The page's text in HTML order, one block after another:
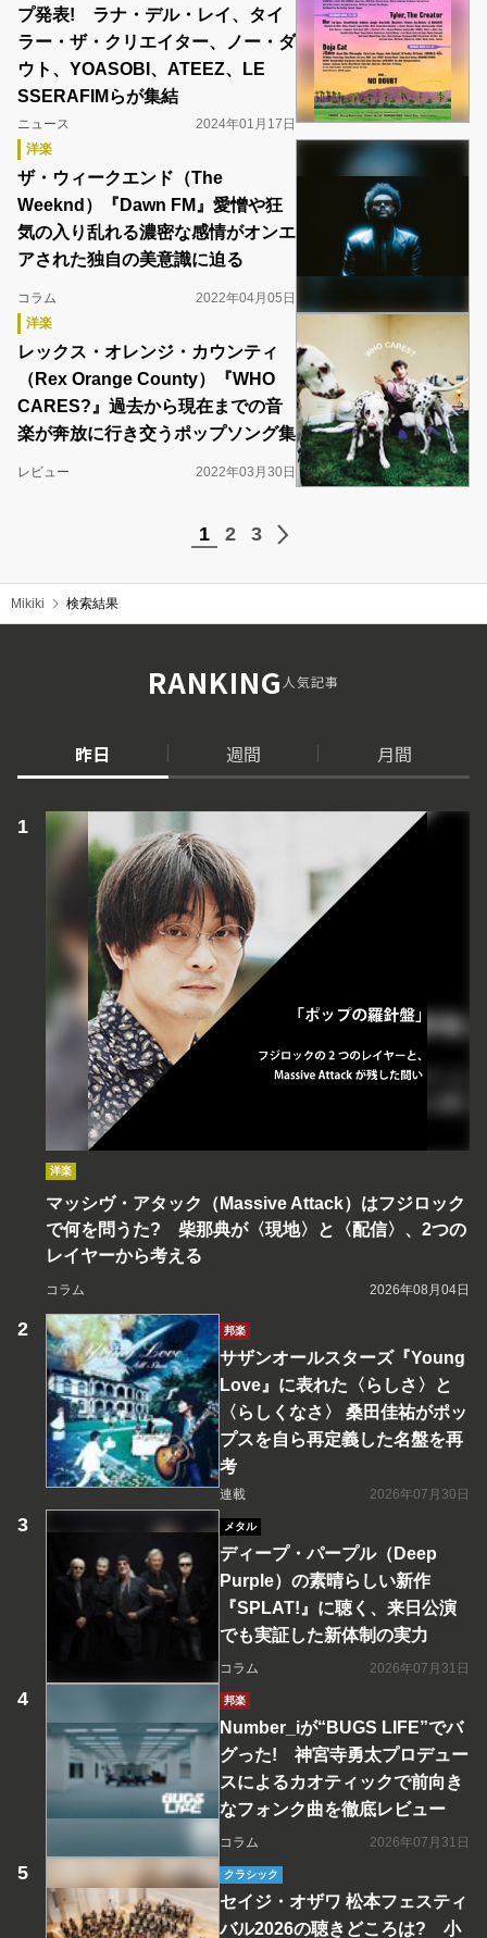
プ発表! ラナ・デル・レイ、タイ
ラー・ザ・クリエイター、ノー・ダ
ウト、YOASOBI、ATEEZ、LE
SSERAFIMらが集結
ニュース
2024年01月17日
洋楽
ザ・ウィークエンド（The
Weeknd）『Dawn FM』愛憎や狂
気の入り乱れる濃密な感情がオンエ
アされた独自の美意識に迫る
コラム
2022年04月05日
洋楽
レックス・オレンジ・カウンティ
（Rex Orange County）『WHO
CARES?』過去から現在までの音
楽が奔放に行き交うポップソング集
レビュー 2022年03月30日
1 2 3
Mikiki 検索結果
RANKING人気記事
昨日 週間 月間
洋楽
マッシヴ・アタック（Massive Attack）はフジロック
で何を問うた? 柴那典が〈現地〉と〈配信〉、2つの
レイヤーから考える
コラム 2026年08月04日
邦楽
サザンオールスターズ『Young
Love』に表れた〈らしさ〉と
〈らしくなさ〉 桑田佳祐がポッ
プスを自ら再定義した名盤を再
考
連載 2026年07月30日
メタル
ディープ・パープル（Deep
Purple）の素晴らしい新作
『SPLAT!』に聴く、来日公演
でも実証した新体制の実力
コラム 2026年07月31日
邦楽
Number_iが“BUGS LIFE”でバ
グった! 神宮寺勇太プロデュー
スによるカオティックで前向き
なフォンク曲を徹底レビュー
コラム 2026年07月31日
クラシック
セイジ・オザワ 松本フェスティ
バル2026の聴きどころは? 小